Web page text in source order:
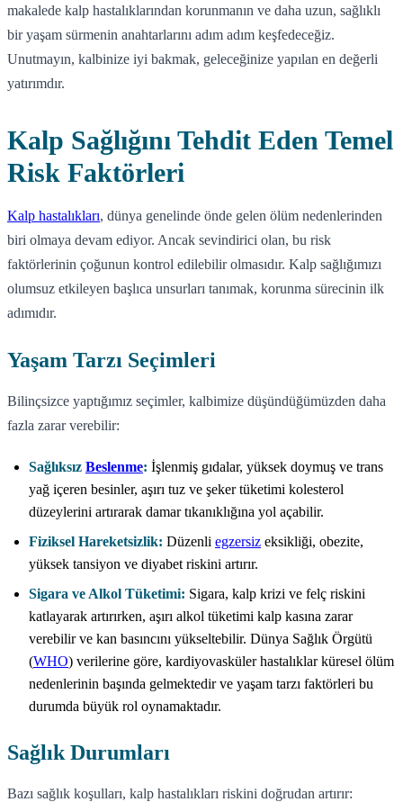
makalede kalp hastalıklarından korunmanın ve daha uzun, sağlıklı
bir yaşam sürmenin anahtarlarını adım adım keşfedeceğiz.
Unutmayın, kalbinize iyi bakmak, geleceğinize yapılan en değerli
yatırımdır.
Kalp Sağlığını Tehdit Eden Temel
Risk Faktörleri
Kalp hastalıkları, dünya genelinde önde gelen ölüm nedenlerinden
biri olmaya devam ediyor. Ancak sevindirici olan, bu risk
faktörlerinin çoğunun kontrol edilebilir olmasıdır. Kalp sağlığımızı
olumsuz etkileyen başlıca unsurları tanımak, korunma sürecinin ilk
adımıdır.
Yaşam Tarzı Seçimleri
Bilinçsizce yaptığımız seçimler, kalbimize düşündüğümüzden daha
fazla zarar verebilir:
Sağlıksız Beslenme: İşlenmiş gıdalar, yüksek doymuş ve trans
yağ içeren besinler, aşırı tuz ve şeker tüketimi kolesterol
düzeylerini artırarak damar tıkanıklığına yol açabilir.
Fiziksel Hareketsizlik: Düzenli egzersiz eksikliği, obezite,
yüksek tansiyon ve diyabet riskini artırır.
Sigara ve Alkol Tüketimi: Sigara, kalp krizi ve felç riskini
katlayarak artırırken, aşırı alkol tüketimi kalp kasına zarar
verebilir ve kan basıncını yükseltebilir. Dünya Sağlık Örgütü
(WHO) verilerine göre, kardiyovasküler hastalıklar küresel ölüm
nedenlerinin başında gelmektedir ve yaşam tarzı faktörleri bu
durumda büyük rol oynamaktadır.
Sağlık Durumları
Bazı sağlık koşulları, kalp hastalıkları riskini doğrudan artırır: